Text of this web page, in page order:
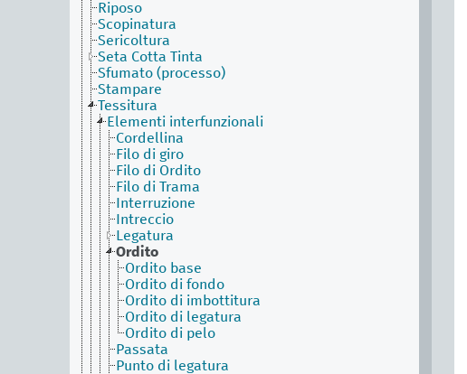
Riposo
Scopinatura
Sericoltura
Seta Cotta Tinta
Sfumato (processo)
Stampare
Tessitura
Elementi interfunzionali
Cordellina
Filo di giro
Filo di Ordito
Filo di Trama
Interruzione
Intreccio
Legatura
Ordito
Ordito base
Ordito di fondo
Ordito di imbottitura
Ordito di legatura
Ordito di pelo
Passata
Punto di legatura